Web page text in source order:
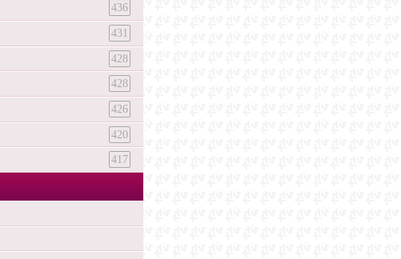
436
431
428
428
426
420
417